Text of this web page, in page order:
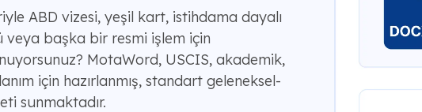
ABD vizesi, yeşil kart, istihdama dayalı
başka bir resmi işlem için
MotaWord, USCIS, akademik,
için hazırlanmış, standart geleneksel-
sunmaktadır.